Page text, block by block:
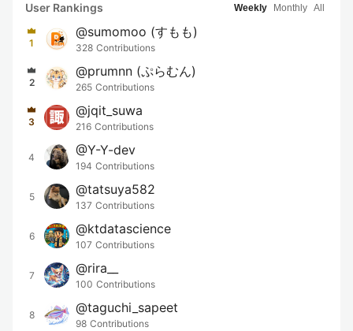
User Rankings Weekly Monthly All
1
@sumomoo (すもも)
328 Contributions
2
@prumnn (ぷらむん)
265 Contributions
3
@jqit_suwa
216 Contributions
4 @Y-Y-dev
194 Contributions
5 @tatsuya582
137 Contributions
6 @ktdatascience
107 Contributions
7 @rira__
100 Contributions
8 @taguchi_sapeet
98 Contributions